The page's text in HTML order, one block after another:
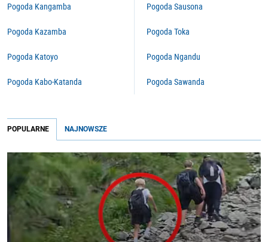
Pogoda Kangamba
Pogoda Kazamba
Pogoda Katoyo
Pogoda Kabo-Katanda
Pogoda Sausona
Pogoda Toka
Pogoda Ngandu
Pogoda Sawanda
POPULARNE NAJNOWSZE